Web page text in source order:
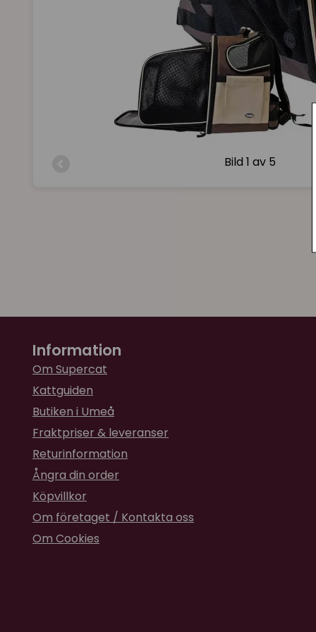
Bild 1 av 5
Information
Om Supercat
Kattguiden
Butiken i Umeå
Fraktpriser & leveranser
Returinformation
Ångra din order
Köpvillkor
Om företaget / Kontakta oss
Om Cookies